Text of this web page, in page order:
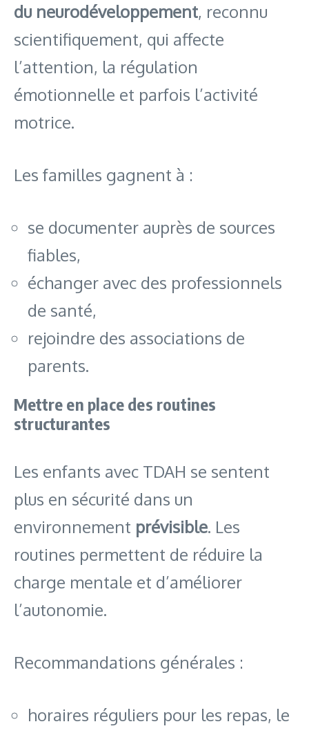
du neurodéveloppement, reconnu
scientifiquement, qui affecte
l’attention, la régulation
émotionnelle et parfois l’activité
motrice.
Les familles gagnent à :
se documenter auprès de sources
fiables,
échanger avec des professionnels
de santé,
rejoindre des associations de
parents.
Mettre en place des routines
structurantes
Les enfants avec TDAH se sentent
plus en sécurité dans un
environnement prévisible. Les
routines permettent de réduire la
charge mentale et d’améliorer
l’autonomie.
Recommandations générales :
horaires réguliers pour les repas, le